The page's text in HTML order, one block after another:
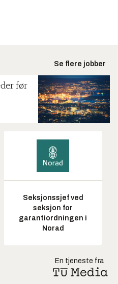
Se flere jobber
før
Seksjonssjef ved
seksjon for
garantiordningen i
Norad
En tjeneste fra